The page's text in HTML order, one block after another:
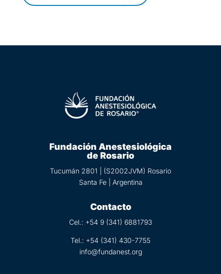
Fundación Anestesiológica
de Rosario
Tucumán 2801 | (S2002JVM) Rosario
Santa Fe | Argentina
Contacto
Cel.: +54 9 (341) 6881793
Tel.: +54 (341) 430-7755
info@fundanest.org